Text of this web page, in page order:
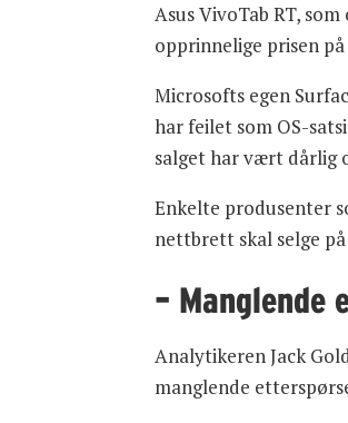
Asus VivoTab RT,
opprinnelige prisen
Microsofts egen
har feilet som OS-
salget har vært dårlig
Enkelte produsenter
nettbrett skal selge
– Manglende
Analytikeren Jack
manglende